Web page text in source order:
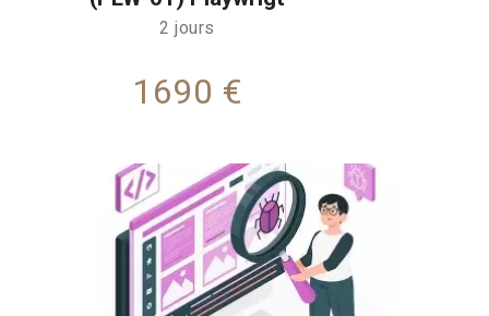
2 jours
1690 €